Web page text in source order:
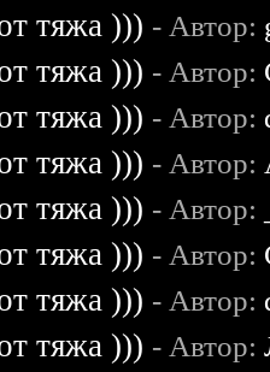
тяжа ))) - Автор:
тяжа ))) - Автор:
тяжа ))) - Автор:
тяжа ))) - Автор:
тяжа ))) - Автор:
тяжа ))) - Автор:
тяжа ))) - Автор:
тяжа ))) - Автор: